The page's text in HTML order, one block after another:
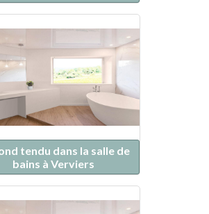
tendu dans la salle de
bains à Verviers